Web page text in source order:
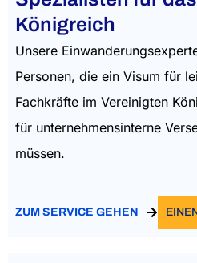
Königreich
Unsere
Personen, die ein Visum für
Fachkräfte im Vereinigten
für unternehmensinterne
müssen.
ZUM SERVICE GEHEN